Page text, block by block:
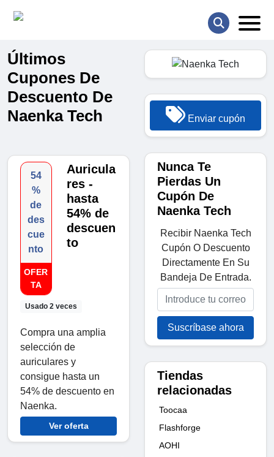
Últimos
Cupones De
Descuento De
Naenka Tech
54
%
de
des
cue
nto
OFER
TA
Usado 2 veces
Auricula
res -
hasta
54% de
descuen
to
Compra una amplia
selección de
auriculares y
consigue hasta un
54% de descuento en
Naenka.
Ver oferta
Enviar cupón
Nunca Te
Pierdas Un
Cupón De
Naenka Tech
Recibir Naenka Tech
Cupón O Descuento
Directamente En Su
Bandeja De Entrada.
Suscríbase ahora
Tiendas
relacionadas
Toocaa
Flashforge
AOHI